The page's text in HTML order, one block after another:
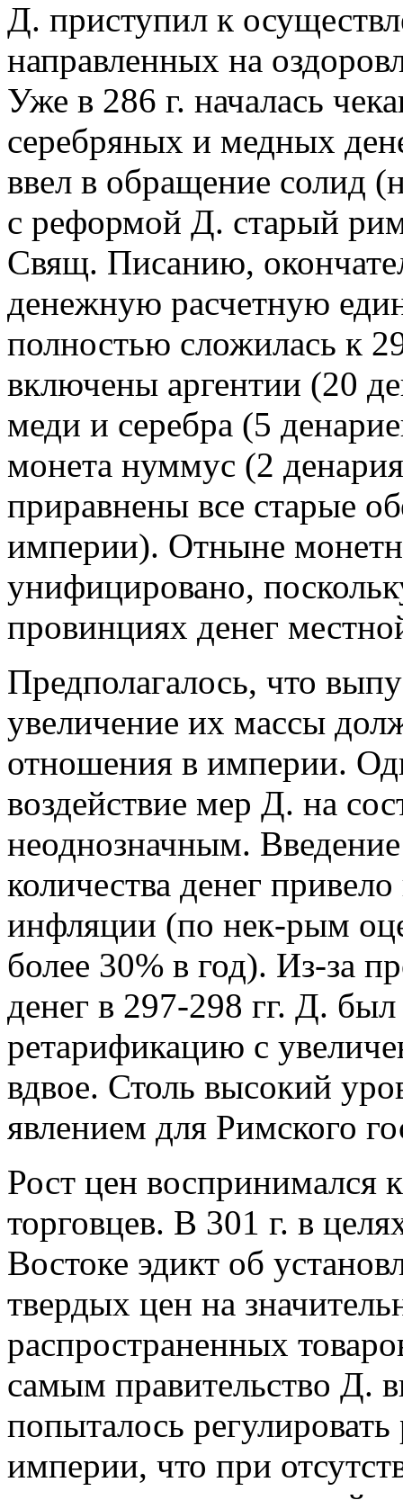
Д. приступил к
направленных на
Уже в 286 г. началась
серебряных и медных
ввел в обращение солид
с реформой Д. старый
Свящ. Писанию,
денежную расчетную
полностью сложилась к
включены аргентии (20
меди и серебра (5
монета нуммус (2
приравнены все старые
империи). Отныне
унифицировано,
провинциях денег
Предполагалось, что
увеличение их массы
отношения в империи.
воздействие мер Д. на
неоднозначным.
количества денег
инфляции (по нек-рым
более 30% в год). Из-за
денег в 297-298 гг. Д.
ретарификацию с
вдвое. Столь высокий
явлением для Римского
Рост цен воспринимался
торговцев. В 301 г. в
Востоке эдикт об
твердых цен на
распространенных
самым правительство Д.
попыталось
империи, что при